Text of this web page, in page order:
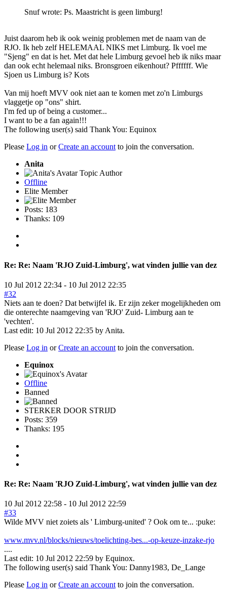
Snuf wrote: Ps. Maastricht is geen limburg!
Juist daarom heb ik ook weinig problemen met de naam van de
RJO. Ik heb zelf HELEMAAL NIKS met Limburg. Ik voel me
"Sjeng" en dat is het. Met dat hele Limburg gevoel heb ik niks maar
dan ook echt helemaal niks. Bronsgroen eikenhout? Pffffff. Wie
Sjoen us Limburg is? Kots
Van mij hoeft MVV ook niet aan te komen met zo'n Limburgs
vlaggetje op "ons" shirt.
I'm fed up of being a customer...
I want to be a fan again!!!
The following user(s) said Thank You: Equinox
Please Log in orCreate an account to join the conversation.
Anita
Topic Author
Offline
Elite Member
Posts: 183
Thanks: 109
Re: Re: Naam 'RJO Zuid-Limburg', wat vinden jullie van dez
10 Jul 2012 22:34 - 10 Jul 2012 22:35
#32
Niets aan te doen? Dat betwijfel ik. Er zijn zeker mogelijkheden om
die onterechte naamgeving van 'RJO' Zuid- Limburg aan te
'vechten'.
Last edit: 10 Jul 2012 22:35 by Anita.
Please Log in orCreate an account to join the conversation.
Equinox
Offline
Banned
STERKER DOOR STRIJD
Posts: 359
Thanks: 195
Re: Re: Naam 'RJO Zuid-Limburg', wat vinden jullie van dez
10 Jul 2012 22:58 - 10 Jul 2012 22:59
#33
Wilde MVV niet zoiets als ' Limburg-united' ? Ook om te... :puke:
www.mvv.nl/blocks/nieuws/toelichting-bes...-op-keuze-inzake-rjo
....
Last edit: 10 Jul 2012 22:59 by Equinox.
The following user(s) said Thank You: Danny1983, De_Lange
Please Log in orCreate an accountto join the conversation.